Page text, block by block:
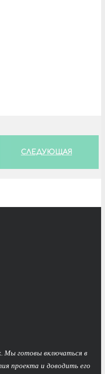
СЛЕДУЮЩАЯ
Мы готовы включаться в
проекта и доводить его